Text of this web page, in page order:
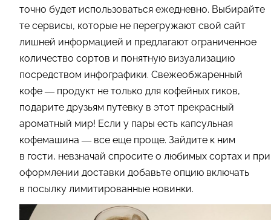
точно будет использоваться ежедневно. Выбирайте
те сервисы, которые не перегружают свой сайт
лишней информацией и предлагают ограниченное
количество сортов и понятную визуализацию
посредством инфографики. Свежеобжаренный
кофе — продукт не только для кофейных гиков,
подарите друзьям путевку в этот прекрасный
ароматный мир! Если у пары есть капсульная
кофемашина — все еще проще. Зайдите к ним
в гости, невзначай спросите о любимых сортах и при
оформлении доставки добавьте опцию включать
в посылку лимитированные новинки.